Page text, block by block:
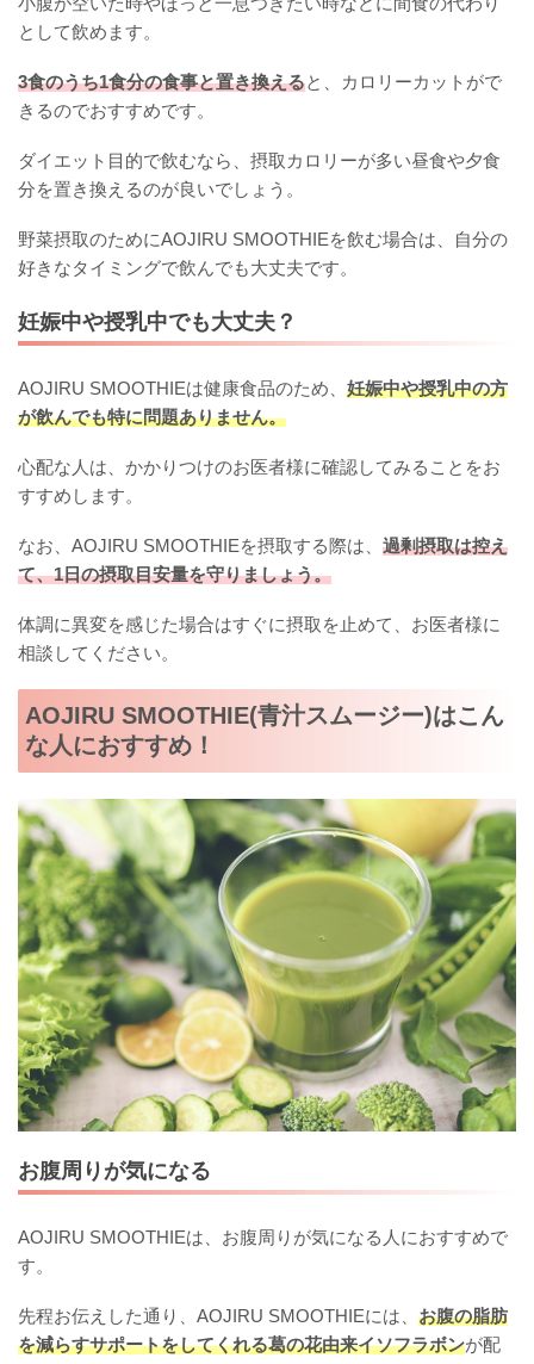
として飲めます。
3食のうち1食分の食事と置き換えると、カロリーカットがで
きるのでおすすめです。
ダイエット目的で飲むなら、摂取カロリーが多い昼食や夕食
分を置き換えるのが良いでしょう。
野菜摂取のためにAOJIRU SMOOTHIEを飲む場合は、自分の
好きなタイミングで飲んでも大丈夫です。
妊娠中や授乳中でも大丈夫？
AOJIRU SMOOTHIEは健康食品のため、 妊娠中や授乳中の方
が飲んでも特に問題ありません。
心配な人は、かかりつけのお医者様に確認してみることをお
すすめします。
なお、AOJIRU SMOOTHIEを摂取する際は、 過剰摂取は控え
て、1日の摂取目安量を守りましょう。
体調に異変を感じた場合はすぐに摂取を止めて、お医者様に
相談してください。
AOJIRU SMOOTHIE(青汁スムージー)はこん
な人におすすめ！
お腹周りが気になる
AOJIRU SMOOTHIEは、お腹周りが気になる人におすすめで
す。
先程お伝えした通り、AOJIRU SMOOTHIEには、 お腹の脂肪
を減らすサポートをしてくれる葛の花由来イソフラボンが配